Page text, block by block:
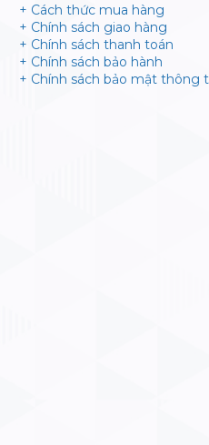
+ Cách thức mua hàng
+ Chính sách giao hàng
+ Chính sách thanh toán
+ Chính sách bảo hành
+ Chính sách bảo mật thông